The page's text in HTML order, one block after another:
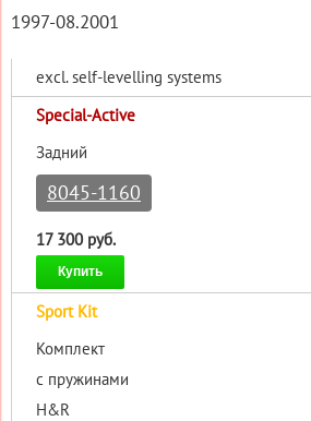
1997-08.2001
excl. self-levelling systems
Special-Active
Задний
8045-1160
17 300 руб.
Купить
Sport Kit
Комплект
с пружинами
H&R